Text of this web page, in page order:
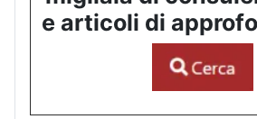
e articoli di